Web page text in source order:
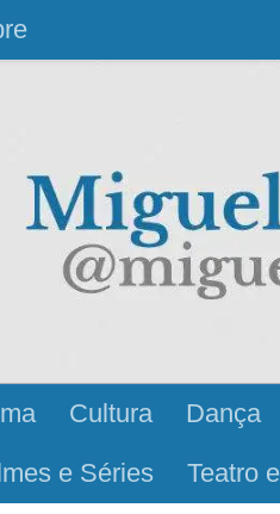
Cultura Dança
e Séries Teatro